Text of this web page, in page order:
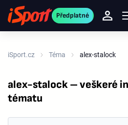
Předplatné
iSport.cz Téma alex-stalock
alex-stalock – veškeré
tématu